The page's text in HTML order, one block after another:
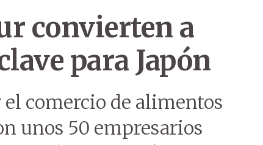
convierten a
para Japón
comercio de alimentos
unos 50 empresarios